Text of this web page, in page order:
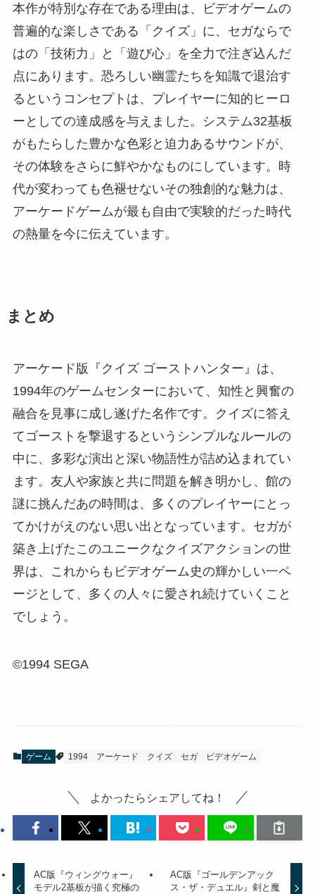
本作が特別な存在である理由は、ビデオゲームの
普遍的な楽しさである「クイズ」に、セガならで
はの「技術力」と「遊び心」を全力で注ぎ込んだ
点にあります。恐ろしい幽霊たちを知識で退治す
るというコンセプトは、プレイヤーに知的ヒーロ
ーとしての達成感を与えました。システム32基板
がもたらした豊かな色彩と迫力あるサウンドが、
その体験をさらに鮮やかなものにしています。時
代が変わっても色褪せないその独創的な魅力は、
アーケードゲームが最も自由で実験的だった時代
の熱量を今に伝えています。
まとめ
アーケード版『クイズ ゴーストハンター』は、
1994年のゲームセンターにおいて、知性と興奮の
融合を見事に成し遂げた名作です。クイズに答え
てゴーストを撃退するというシンプルなルールの
中に、多彩な演出と深い物語性が詰め込まれてい
ます。友人や家族と共に問題を解き明かし、館の
謎に挑んだあの時間は、多くのプレイヤーにとっ
てかけがえのない思い出となっています。セガが
築き上げたこのユニークなクイズアクションの世
界は、これからもビデオゲーム史の輝かしい一ペ
ージとして、多くの人々に愛され続けていくこと
でしょう。
©1994 SEGA
ゲーム 1994 アーケード クイズ セガ ビデオゲーム
よかったらシェアしてね！
AC版『ウィングウォー』
モデル2基板が描く究極の
AC版『ゴールデンアック
ス・ザ・デュエル』剣と魔